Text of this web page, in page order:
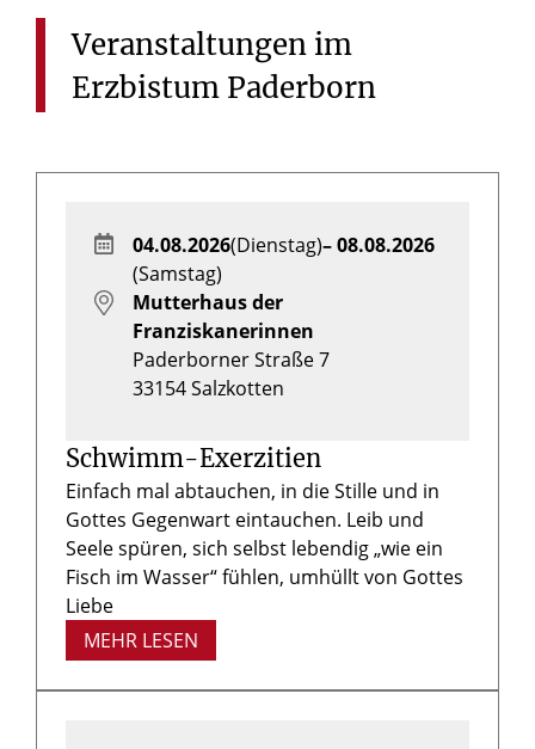
Veranstaltungen im
Erzbistum Paderborn
Schwimm-Exerzitien
Einfach mal abtauchen, in die Stille und in
Gottes Gegenwart eintauchen. Leib und
Seele spüren, sich selbst lebendig „wie ein
Fisch im Wasser“ fühlen, umhüllt von Gottes
Liebe
MEHR LESEN
04.08.2026(Dienstag)– 08.08.2026
(Samstag)
Mutterhaus der
Franziskanerinnen
Paderborner Straße 7
33154Salzkotten